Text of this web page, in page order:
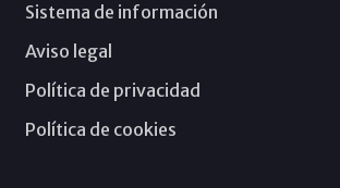
Sistema de información
Aviso legal
Política de privacidad
Política de cookies